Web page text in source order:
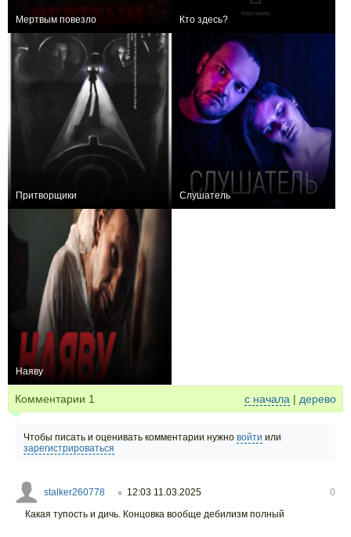
Мертвым повезло Кто здесь?
Притворщики Слушатель
Наяву
Комментарии 1 с начала | дерево
Чтобы писать и оценивать комментарии нужно войти или
зарегистрироваться
stalker260778 ○ 12:03 11.03.2025
0
Какая тупость и дичь. Концовка вообще дебилизм полный